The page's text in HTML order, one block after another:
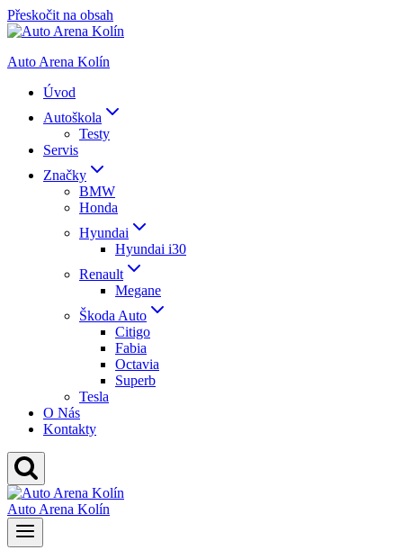
Přeskočit na obsah
Auto Arena Kolín
Úvod
Autoškola
Testy
Servis
Značky
BMW
Honda
Hyundai
Hyundai i30
Renault
Megane
Škoda Auto
Citigo
Fabia
Octavia
Superb
Tesla
O Nás
Kontakty
Auto Arena Kolín